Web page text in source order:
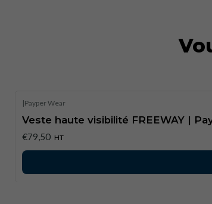
|Payper Wear
Veste haute visibilité FREEWAY |
€79,50 HT